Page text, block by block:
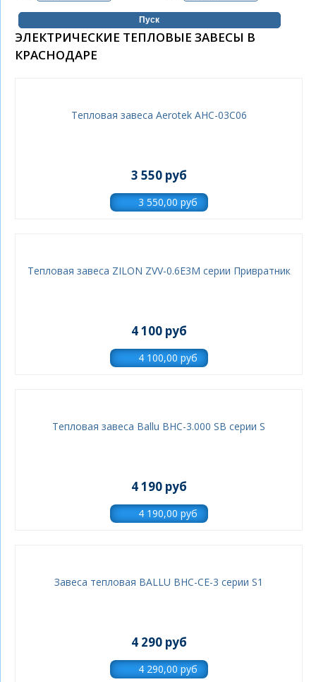
ЭЛЕКТРИЧЕСКИЕ ТЕПЛОВЫЕ ЗАВЕСЫ В
КРАСНОДАРЕ
Тепловая завеса Aerotek AHC-03C06
3 550 руб
Тепловая завеса ZILON ZVV-0.6E3M серии Привратник
4 100 руб
Тепловая завеса Ballu BHC-3.000 SB серии S
4 190 руб
Завеса тепловая BALLU BHC-CE-3 серии S1
4 290 руб